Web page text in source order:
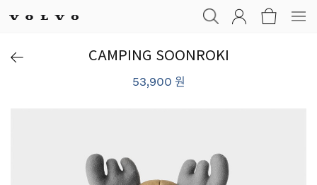
CAMPING SOONROKI
53,900 원